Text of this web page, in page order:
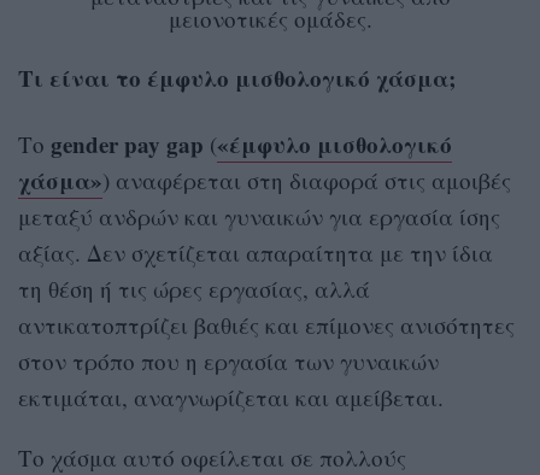
μειονοτικές ομάδες.
​Τι είναι το έμφυλο μισθολογικό χάσμα;
Το gender pay gap («έμφυλο μισθολογικό
χάσμα») αναφέρεται στη διαφορά στις αμοιβές
μεταξύ ανδρών και γυναικών για εργασία ίσης
αξίας. Δεν σχετίζεται απαραίτητα με την ίδια
τη θέση ή τις ώρες εργασίας, αλλά
αντικατοπτρίζει βαθιές και επίμονες ανισότητες
στον τρόπο που η εργασία των γυναικών
εκτιμάται, αναγνωρίζεται και αμείβεται.
Το χάσμα αυτό οφείλεται σε πολλούς